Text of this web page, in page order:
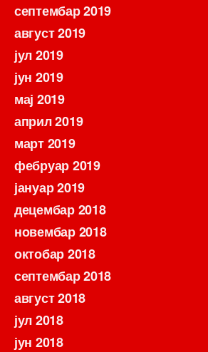
септембар 2019
август 2019
јул 2019
јун 2019
мај 2019
април 2019
март 2019
фебруар 2019
јануар 2019
децембар 2018
новембар 2018
октобар 2018
септембар 2018
август 2018
јул 2018
јун 2018